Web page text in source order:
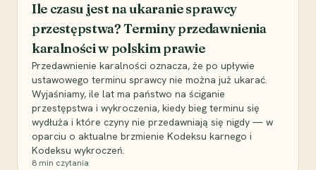
Ile czasu jest na ukaranie sprawcy
przestępstwa? Terminy przedawnienia
karalności w polskim prawie
Przedawnienie karalności oznacza, że po upływie
ustawowego terminu sprawcy nie można już ukarać.
Wyjaśniamy, ile lat ma państwo na ściganie
przestępstwa i wykroczenia, kiedy bieg terminu się
wydłuża i które czyny nie przedawniają się nigdy — w
oparciu o aktualne brzmienie Kodeksu karnego i
Kodeksu wykroczeń.
8 min czytania